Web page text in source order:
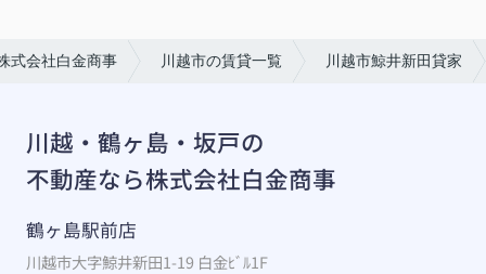
式会社白金商事 川越市の賃貸一覧 川越市鯨井新田貸家
川越・鶴ヶ島・坂戸の
不動産なら株式会社白金商事
鶴ヶ島駅前店
川越市大字鯨井新田1-19 白金ﾋﾞﾙ1F